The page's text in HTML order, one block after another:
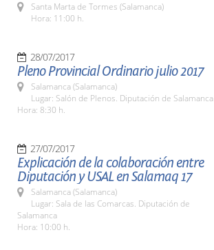
Santa Marta de Tormes (Salamanca)
Hora: 11:00 h.
28/07/2017
Pleno Provincial Ordinario julio 2017
Salamanca (Salamanca)
Lugar: Salón de Plenos. Diputación de Salamanca
Hora: 8:30 h.
27/07/2017
Explicación de la colaboración entre
Diputación y USAL en Salamaq 17
Salamanca (Salamanca)
Lugar: Sala de las Comarcas. Diputación de
Salamanca
Hora: 10:00 h.